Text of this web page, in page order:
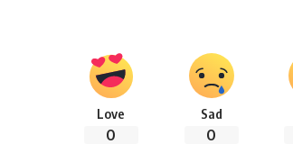
Love
0
Sad
0